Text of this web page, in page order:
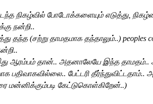
நிகழ்வில் போடோக்களையும் எடுத்து,
நன்றி..
தந்த (சற்று தாமதமாக தந்தாலும்..) peoples
ஆரம்பம் தான்.. அதனாலேயே இந்த தாமதம்..
பதிவாகவில்லை.. பேட்டரி
மன்னிக்கும்படி கேட்டுகொள்கிறேன்..)